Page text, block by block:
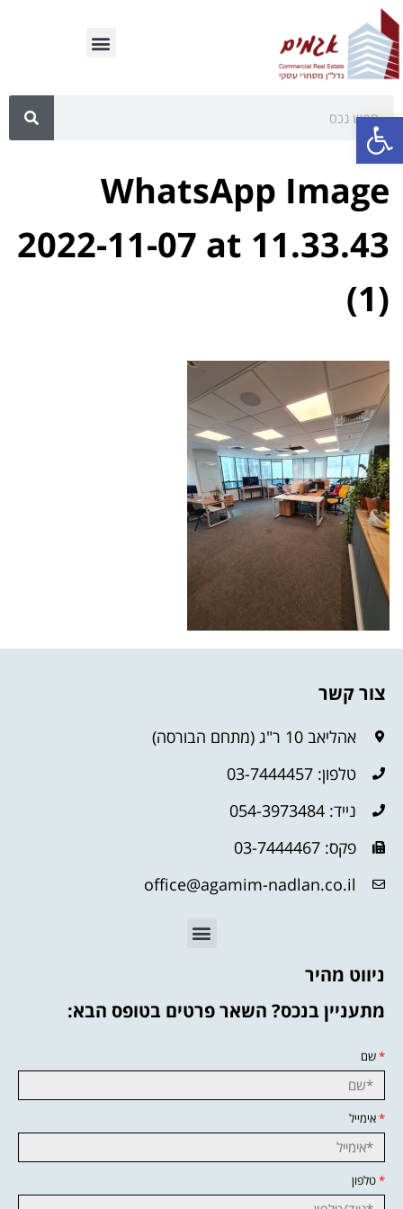
WhatsApp Image
2022-11-07 at 11.33.43
(1)
צור קשר
אהליאב 10 ר"ג (מתחם הבורסה)
טלפון: 03-7444457
נייד: 054-3973484
פקס: 03-7444467
office@agamim-nadlan.co.il
ניווט מהיר
מתעניין בנכס? השאר פרטים בטופס הבא:
*שם
*אימייל
*טלפון
פתח סרגל נגישות